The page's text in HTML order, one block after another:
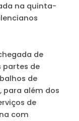
na quinta-
de
partes de
de
para além dos
de
com